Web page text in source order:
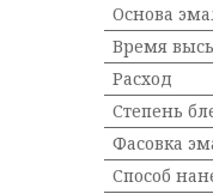
Основа
Время
Расход
Степень
Фасовка
Способ